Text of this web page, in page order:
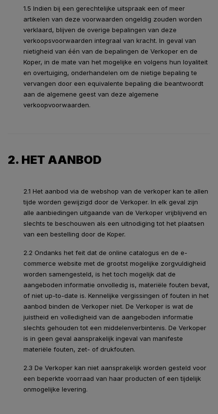
1.5 Indien bij een gerechtelijke uitspraak een of meer
artikelen van deze voorwaarden ongeldig zouden worden
verklaard, blijven de overige bepalingen van deze
verkoopsvoorwaarden integraal van kracht. In geval van
nietigheid van één van de bepalingen de Verkoper en de
Koper, in de mate van het mogelijke en volgens hun loyaliteit
en overtuiging, onderhandelen om de nietige bepaling te
vervangen door een equivalente bepaling die beantwoordt
aan de algemene geest van deze algemene
verkoopvoorwaarden.
2. HET AANBOD
2.1 Het aanbod via de webshop van de verkoper kan te allen
tijde worden gewijzigd door de Verkoper. In elk geval zijn
alle aanbiedingen uitgaande van de Verkoper vrijblijvend en
slechts te beschouwen als een uitnodiging tot het plaatsen
van een bestelling door de Koper.
2.2 Ondanks het feit dat de online catalogus en de e-
commerce website met de grootst mogelijke zorgvuldigheid
worden samengesteld, is het toch mogelijk dat de
aangeboden informatie onvolledig is, materiële fouten bevat,
of niet up-to-date is. Kennelijke vergissingen of fouten in het
aanbod binden de Verkoper niet. De Verkoper is wat de
juistheid en volledigheid van de aangeboden informatie
slechts gehouden tot een middelenverbintenis. De Verkoper
is in geen geval aansprakelijk ingeval van manifeste
materiële fouten, zet- of drukfouten.
2.3 De Verkoper kan niet aansprakelijk worden gesteld voor
een beperkte voorraad van haar producten of een tijdelijk
onmogelijke levering.